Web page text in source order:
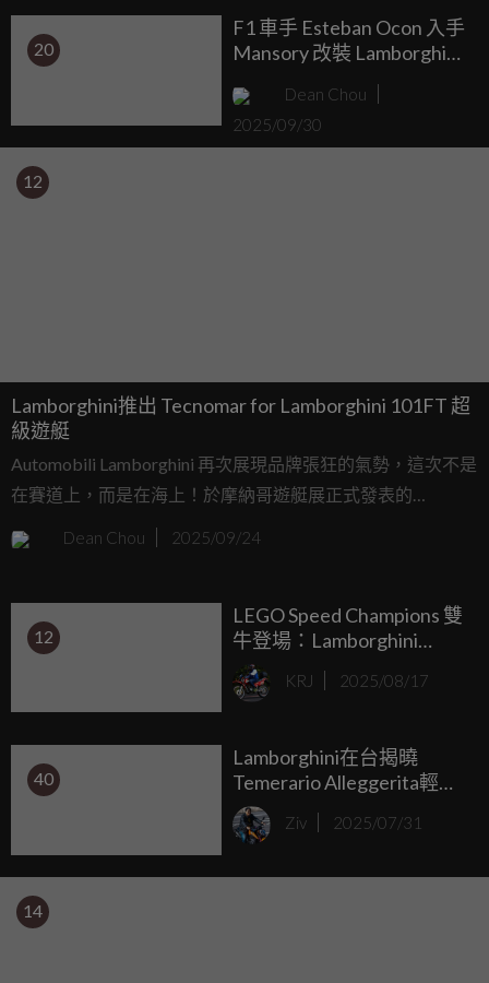
20
F1 車手 Esteban Ocon 入手
Mansory 改裝 Lamborghini
Dean Chou
2025/09/30
12
Lamborghini推出 Tecnomar for Lamborghini 101FT 超
級遊艇
Automobili Lamborghini 再次展現品牌張狂的氣勢，這次不是
在賽道上，而是在海上！於摩納哥遊艇展正式發表的
Tecnomar for Lamborghini 101FT，這艘長達 30 公尺的超級
遊艇，徹底把超跑精神延伸至藍色大海。
Dean Chou 2025/09/24
12
LEGO Speed Champions 雙
牛登場：Lamborghini
Revuelto 與 Huracán STO
售價約新台幣 1,600 元上
KRJ 2025/08/17
40
Lamborghini在台揭曉
Temerario Alleggerita輕量
化性能猛獸，售價輕鬆突
破2,000萬
Ziv 2025/07/31
14